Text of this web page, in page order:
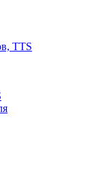
TTS